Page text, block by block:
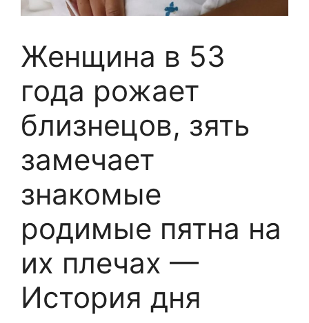
Женщина в 53
года рожает
близнецов, зять
замечает
знакомые
родимые пятна на
их плечах —
История дня